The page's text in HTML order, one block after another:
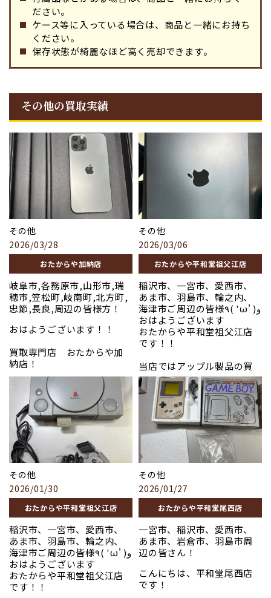
ださい。
ケース等に⼊っている場合は、商品と⼀緒にお持ち
ください。
保存状態が綺麗なほど⾼く売却できます。
その他の買取実績
その他
2026/03/28
おたからや加納店
岐阜市,各務原市,山形市,瑞
穂市,笠松町,岐南町,北方町,
忠節,長良,周辺の皆様方！
おはようございます！！
買取専門店 おたからや加
納店！
当店の査定員スタッフは、
iPhoneをはじめとするスマ
ートフォンに関する知識と
査定経験が豊富です。一点一
点丁寧に査定し、機種や状
態、付属品の有無まで正確
に確認。大切な端末も安心
してお任せいただけます。
査定無料・現金化。まずは
お気軽にご相談ください。
お写真は先日買取させてい
ただいたお品になります！
「iPhone」
お写真以外のブランド、貴金
属、骨董品も高価買取して
います！
その他
2026/03/06
おたからや平和堂祖父江店
稲沢市、一宮市、愛西市、
あま市、羽島市、輪之内、
海津市ご周辺の皆様٩( 'ω' )و
おはようございます
おたからや平和堂祖父江店
です！！
当店ではアップル製品の買
取実績が豊富にございます。
iPhone・iPad・
MacBook・Apple Watchな
ど、幅広いApple製品を高価
買取しております。
最新モデルから旧モデルま
で対応可能。市場相場をも
とに、機種・容量・状態・
付属品の有無を確認し、適
正価格をご提示いたします。
査定は無料、1点からでも歓
迎です。
お写真は先日買取させてい
ただきましたお品になりま
す。
「パソコン」
その他
2026/01/30
おたからや平和堂祖父江店
稲沢市、一宮市、愛西市、
あま市、羽島市、輪之内、
海津市ご周辺の皆様٩( 'ω' )و
おはようございます
おたからや平和堂祖父江店
です！！
その他
2026/01/27
おたからや平和堂尾西店
一宮市、稲沢市、愛西市、
あま市、岩倉市、羽島市周
辺の皆さん！
こんにちは、平和堂尾西店
です！